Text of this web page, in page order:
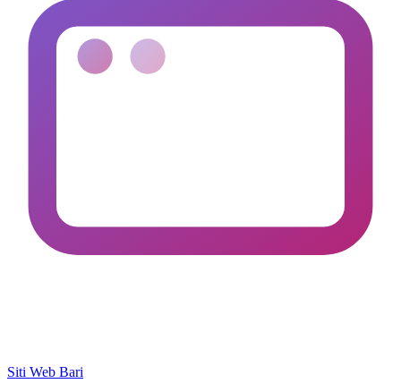
Siti Web Bari